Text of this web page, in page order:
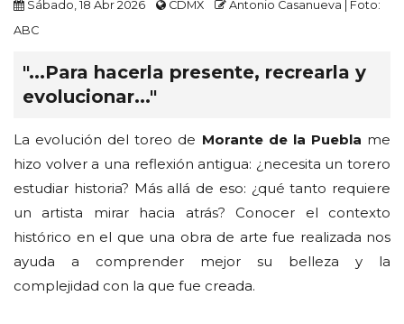
Sábado, 18 Abr 2026 CDMX
Antonio Casanueva | Foto:
ABC
"...Para hacerla presente, recrearla y
evolucionar..."
La evolución del toreo de Morante de la Puebla me
hizo volver a una reflexión antigua: ¿necesita un torero
estudiar historia? Más allá de eso: ¿qué tanto requiere
un artista mirar hacia atrás? Conocer el contexto
histórico en el que una obra de arte fue realizada nos
ayuda a comprender mejor su belleza y la
complejidad con la que fue creada.